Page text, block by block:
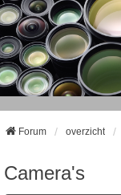
Forum overzicht
Camera's